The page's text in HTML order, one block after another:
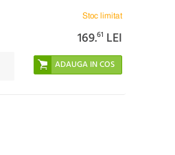
Stoc limitat
169.61 LEI